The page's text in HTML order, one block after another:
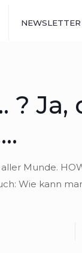
NEWSLETTER
? Ja,
Munde.
Wie kann